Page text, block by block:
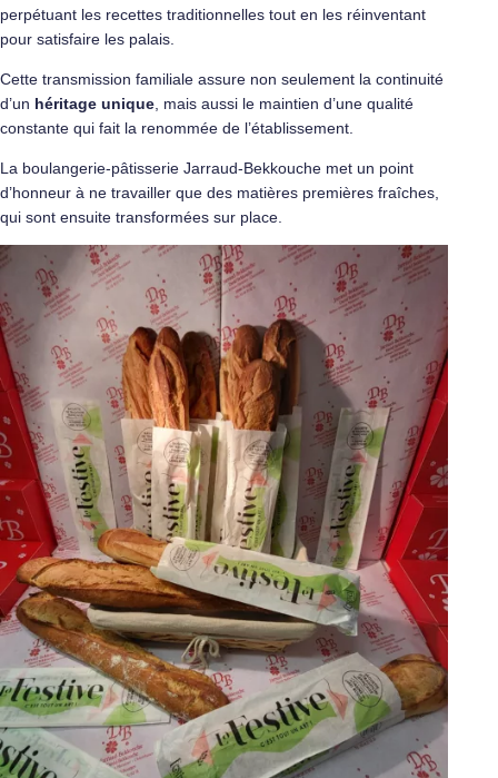
perpétuant les recettes traditionnelles tout en les réinventant
pour satisfaire les palais.
Cette transmission familiale assure non seulement la continuité
d’un héritage unique , mais aussi le maintien d’une qualité
constante qui fait la renommée de l’établissement.
La boulangerie-pâtisserie Jarraud-Bekkouche met un point
d’honneur à ne travailler que des matières premières fraîches,
qui sont ensuite transformées sur place.